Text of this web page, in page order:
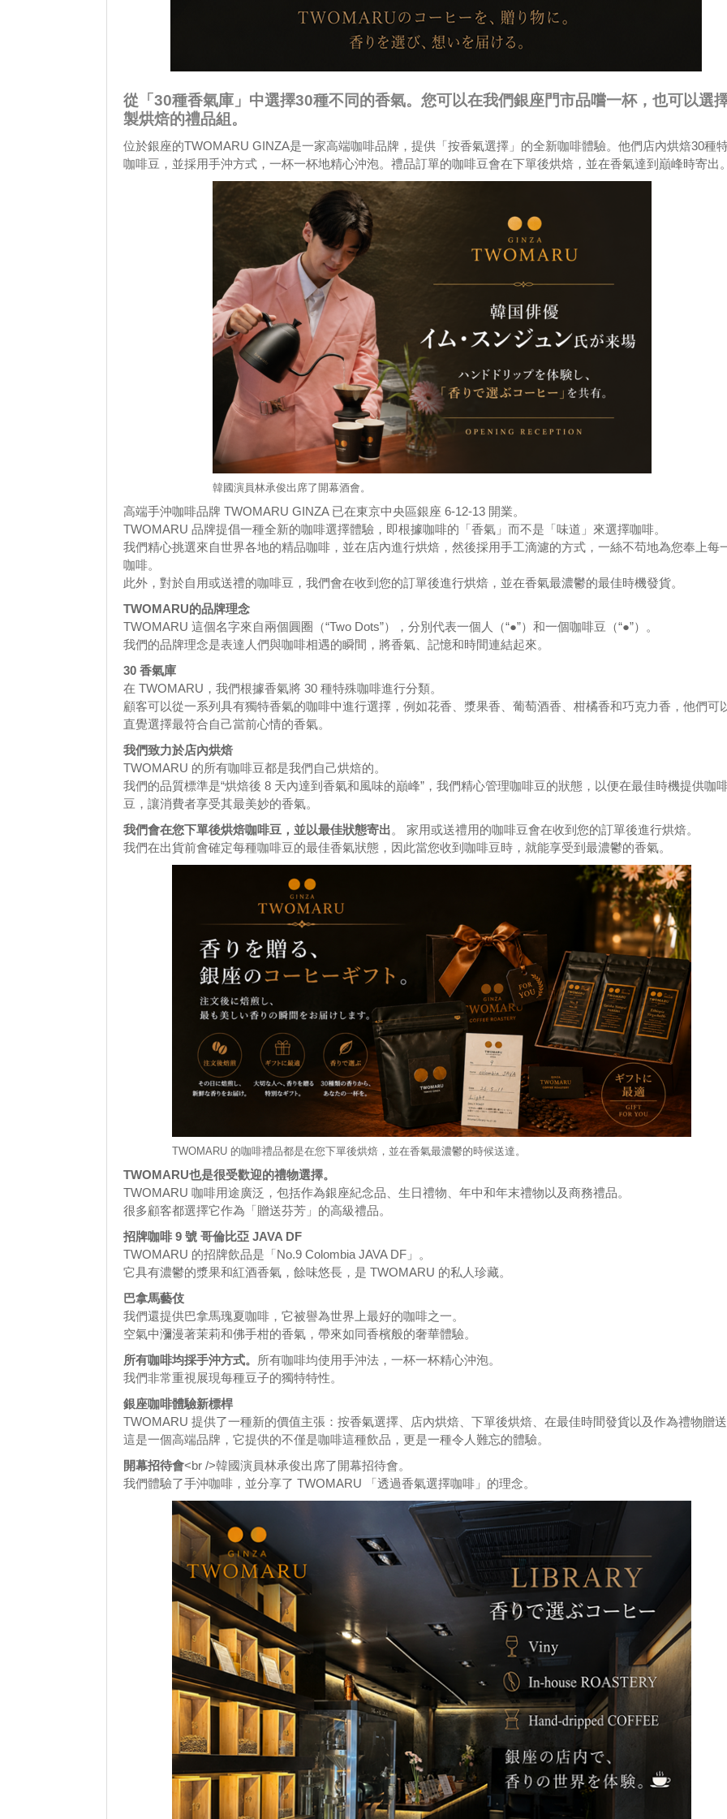
從「30種香氣庫」中選擇30種不同的香氣。您可以在我們銀座門市品嚐一杯，也可以選
製烘焙的禮品組。
位於銀座的TWOMARU GINZA是一家高端咖啡品牌，提供「按香氣選擇」的全新咖啡體驗。他們店內烘焙30種
咖啡豆，並採用手沖方式，一杯一杯地精心沖泡。禮品訂單的咖啡豆會在下單後烘焙，並在香氣達到巔峰時寄出
韓國演員林承俊出席了開幕酒會。
高端手沖咖啡品牌 TWOMARU GINZA 已在東京中央區銀座 6-12-13 開業。
TWOMARU 品牌提倡一種全新的咖啡選擇體驗，即根據咖啡的「香氣」而不是「味道」來選擇咖啡。
我們精心挑選來自世界各地的精品咖啡，並在店內進行烘焙，然後採用手工滴濾的方式，一絲不苟地為您奉上每
咖啡。
此外，對於自用或送禮的咖啡豆，我們會在收到您的訂單後進行烘焙，並在香氣最濃鬱的最佳時機發貨。
TWOMARU的品牌理念
TWOMARU 這個名字來自兩個圓圈（“Two Dots”），分別代表一個人（“●”）和一個咖啡豆（“●”）。
我們的品牌理念是表達人們與咖啡相遇的瞬間，將香氣、記憶和時間連結起來。
30 香氣庫
在 TWOMARU，我們根據香氣將 30 種特殊咖啡進行分類。
顧客可以從一系列具有獨特香氣的咖啡中進行選擇，例如花香、漿果香、葡萄酒香、柑橘香和巧克力香，他們可
直覺選擇最符合自己當前心情的香氣。
我們致力於店內烘焙
TWOMARU 的所有咖啡豆都是我們自己烘焙的。
我們的品質標準是“烘焙後 8 天內達到香氣和風味的巔峰”，我們精心管理咖啡豆的狀態，以便在最佳時機提供咖
豆，讓消費者享受其最美妙的香氣。
我們會在您下單後烘焙咖啡豆，並以最佳狀態寄出。 家用或送禮用的咖啡豆會在收到您的訂單後進行烘焙。
我們在出貨前會確定每種咖啡豆的最佳香氣狀態，因此當您收到咖啡豆時，就能享受到最濃鬱的香氣。
TWOMARU 的咖啡禮品都是在您下單後烘焙，並在香氣最濃鬱的時候送達。
TWOMARU也是很受歡迎的禮物選擇。
TWOMARU 咖啡用途廣泛，包括作為銀座紀念品、生日禮物、年中和年末禮物以及商務禮品。
很多顧客都選擇它作為「贈送芬芳」的高級禮品。
招牌咖啡 9 號 哥倫比亞 JAVA DF
TWOMARU 的招牌飲品是「No.9 Colombia JAVA DF」。
它具有濃鬱的漿果和紅酒香氣，餘味悠長，是 TWOMARU 的私人珍藏。
巴拿馬藝伎
我們還提供巴拿馬瑰夏咖啡，它被譽為世界上最好的咖啡之一。
空氣中瀰漫著茉莉和佛手柑的香氣，帶來如同香檳般的奢華體驗。
所有咖啡均採手沖方式。
所有咖啡均使用手沖法，一杯一杯精心沖泡。
我們非常重視展現每種豆子的獨特特性。
銀座咖啡體驗新標桿
TWOMARU 提供了一種新的價值主張：按香氣選擇、店內烘焙、下單後烘焙、在最佳時間發貨以及作為禮物贈
這是一個高端品牌，它提供的不僅是咖啡這種飲品，更是一種令人難忘的體驗。
開幕招待會<br />韓國演員林承俊出席了開幕招待會。
我們體驗了手沖咖啡，並分享了 TWOMARU 「透過香氣選擇咖啡」的理念。